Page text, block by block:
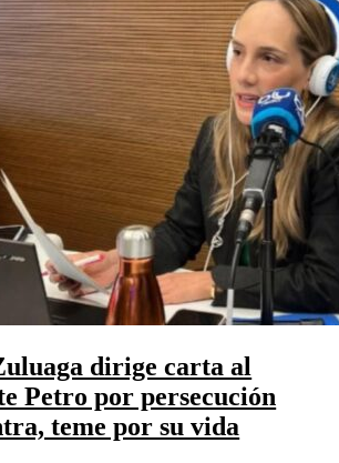
dirige carta al
Petro por persecución
teme por su vida